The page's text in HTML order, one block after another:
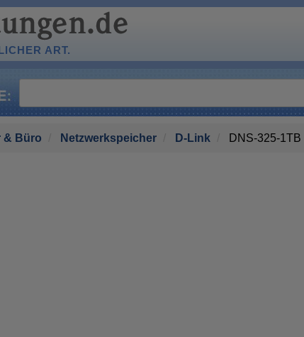
ART.
& Büro Netzwerkspeicher D-Link DNS-325-1TB